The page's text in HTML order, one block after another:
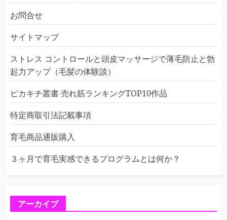
お問合せ
サイトマップ
ストレス コントロールと頭皮マッサージで薄毛防止と勃
起力アップ（毛髪の体験談）
ピカキチ叢書 売れ筋ランキングTOP10作品
特定商取引法記載事項
育毛商品通販購入
３ヶ月で育毛実感できるプログラムとは何か？
アーカイブ